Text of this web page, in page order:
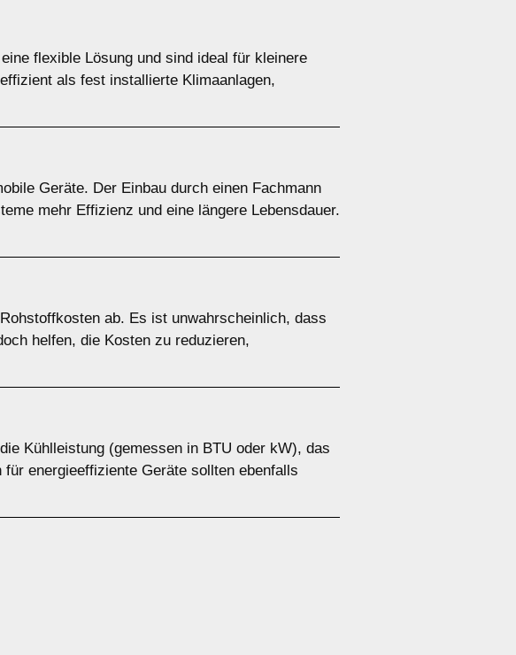
flexible Lösung und sind ideal für kleinere
als fest installierte Klimaanlagen,
Geräte. Der Einbau durch einen Fachmann
mehr Effizienz und eine längere Lebensdauer.
ab. Es ist unwahrscheinlich, dass
helfen, die Kosten zu reduzieren,
Kühlleistung (gemessen in BTU oder kW), das
energieeffiziente Geräte sollten ebenfalls